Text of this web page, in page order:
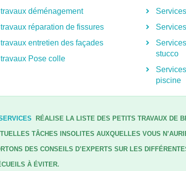
déménagement
réparation de fissures
entretien des façades
Pose colle
stucco
piscine
RÉALISE LA LISTE DES PETITS TRAVAUX DE
TÂCHES INSOLITES AUXQUELLES VOUS
DES CONSEILS D’EXPERTS SUR LES
À ÉVITER.